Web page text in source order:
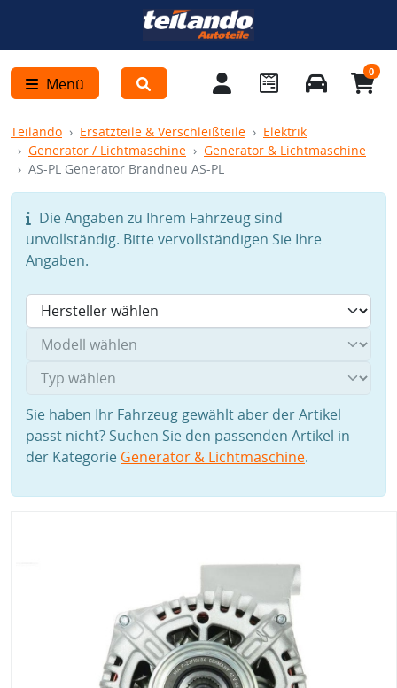
Menü
0
Teilando Ersatzteile & Verschleißteile
Elektrik
Generator / Lichtmaschine
Generator & Lichtmaschine
AS-PL Generator Brandneu AS-PL
Die Angaben zu Ihrem Fahrzeug sind
unvollständig. Bitte vervollständigen Sie Ihre
Angaben.
Sie haben Ihr Fahrzeug gewählt aber der Artikel
passt nicht? Suchen Sie den passenden Artikel in
der Kategorie Generator & Lichtmaschine.